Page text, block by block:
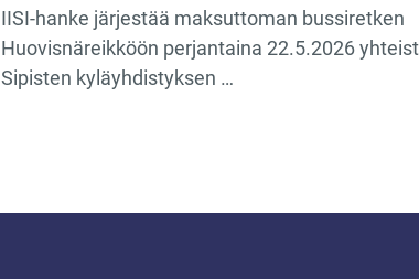
IISI-hanke järjestää maksuttoman bussiretken
Huovisnäreikköön perjantaina 22.5.2026
Sipisten kyläyhdistyksen …